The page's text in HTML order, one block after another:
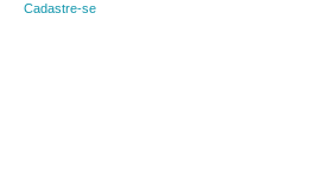
Cadastre-se